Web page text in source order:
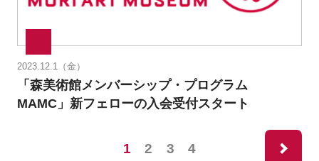
2023.12.1（金）
「森美術館メンバーシップ・プログラム
MAMC」新フェローの入会受付スタート
1 2 3 4